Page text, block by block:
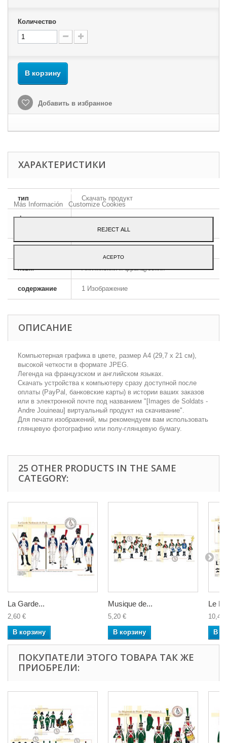
Количество
В корзину
Добавить в избранное
ХАРАКТЕРИСТИКИ
тип Скачать продукт
формат
размеры A4 - 29,7 x 21 cm
язык Английский и французский
содержание 1 Изображение
ОПИСАНИЕ
Компьютерная графика в цвете, размер А4 (29,7 х 21 см),
высокой четкости в формате JPEG.
Легенда на французском и английском языках.
Скачать устройства к компьютеру сразу доступной после
оплаты (PayPal, банковские карты) в истории ваших заказов
или в электронной почте под названием "[Images de Soldats -
Аndre Jouineau] виртуальный продукт на скачивание".
Для печати изображений, мы рекомендуем вам использовать
глянцевую фотографию или полу-глянцевую бумагу.
25 OTHER PRODUCTS IN THE SAME
CATEGORY:
La Garde...
2,60 €
В корзину
Musique de...
5,20 €
В корзину
Le
10,40
В
ПОКУПАТЕЛИ ЭТОГО ТОВАРА ТАК ЖЕ
ПРИОБРЕЛИ:
you are accepting their use if you keep browsing the website.
Más Información Customize Cookies
REJECT ALL
ACEPTO